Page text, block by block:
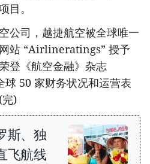
目。
公司，越捷航空被全球唯一
站 “Airlineratings” 授予
登《航空金融》杂志
50 家财务状况和运营表
)
斯、独
飞航线